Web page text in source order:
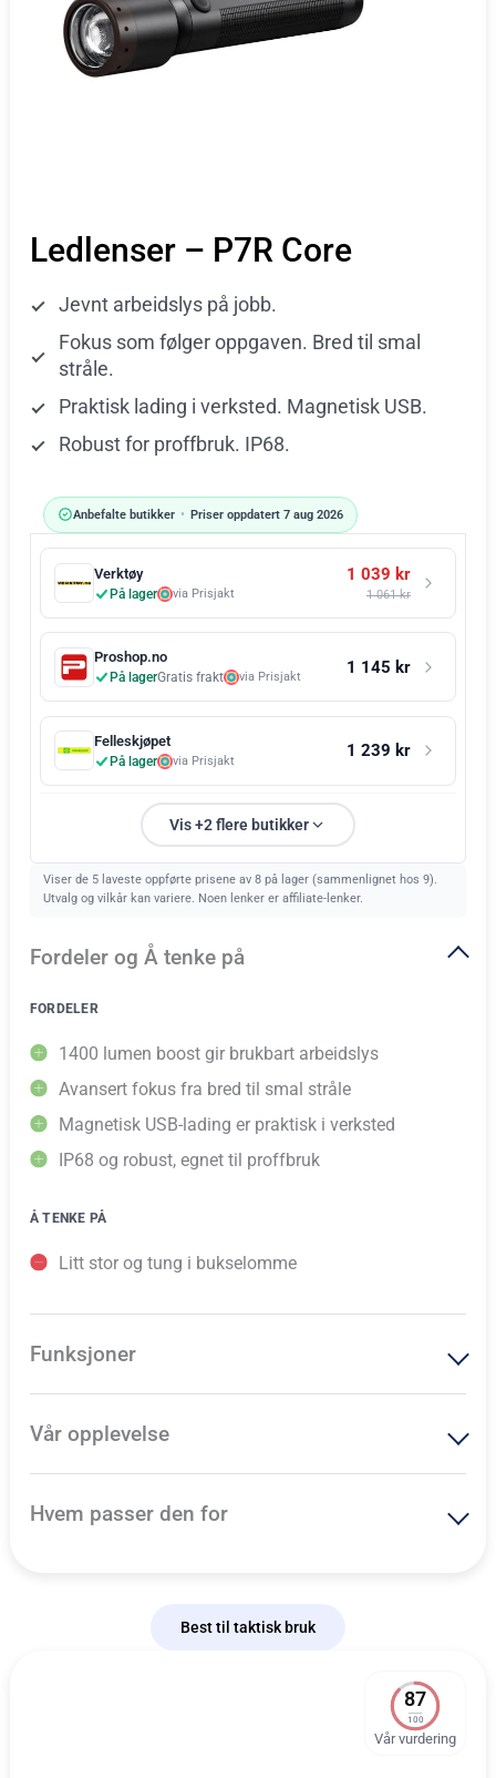
Ledlenser – P7R Core
Jevnt arbeidslys på jobb.
Fokus som følger oppgaven. Bred til smal
stråle.
Praktisk lading i verksted. Magnetisk USB.
Robust for proffbruk. IP68.
Anbefalte butikker • Priser oppdatert 7 aug 2026
Verktøy
På lager via Prisjakt
1 039 kr
1 061 kr
Proshop.no
På lagerGratis frakt via Prisjakt 1 145 kr
Felleskjøpet
På lager via Prisjakt 1 239 kr
Vis +2 flere butikker
Viser de 5 laveste oppførte prisene av 8 på lager (sammenlignet hos 9).
Utvalg og vilkår kan variere. Noen lenker er affiliate-lenker.
Fordeler og Å tenke på
FORDELER
1400 lumen boost gir brukbart arbeidslys
Avansert fokus fra bred til smal stråle
Magnetisk USB-lading er praktisk i verksted
IP68 og robust, egnet til proffbruk
Å TENKE PÅ
Litt stor og tung i bukselomme
Funksjoner
Vår opplevelse
Hvem passer den for
Best til taktisk bruk
87
100
Vår vurdering